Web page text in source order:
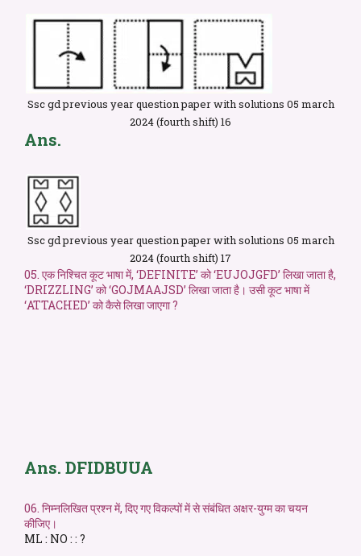
Ssc gd previous year question paper with solutions 05 march
2024 (fourth shift) 16
Ans.
Ssc gd previous year question paper with solutions 05 march
2024 (fourth shift) 17
05. एक निश्चित कूट भाषा में, ‘DEFINITE’ को ‘EUJOJGFD’ लिखा जाता है,
‘DRIZZLING’ को ‘GOJMAAJSD’ लिखा जाता है। उसी कूट भाषा में
‘ATTACHED’ को कैसे लिखा जाएगा ?
Ans. DFIDBUUA
06. निम्नलिखित प्रश्न में, दिए गए विकल्पों में से संबंधित अक्षर-युग्म का चयन
कीजिए।
ML : NO : : ?